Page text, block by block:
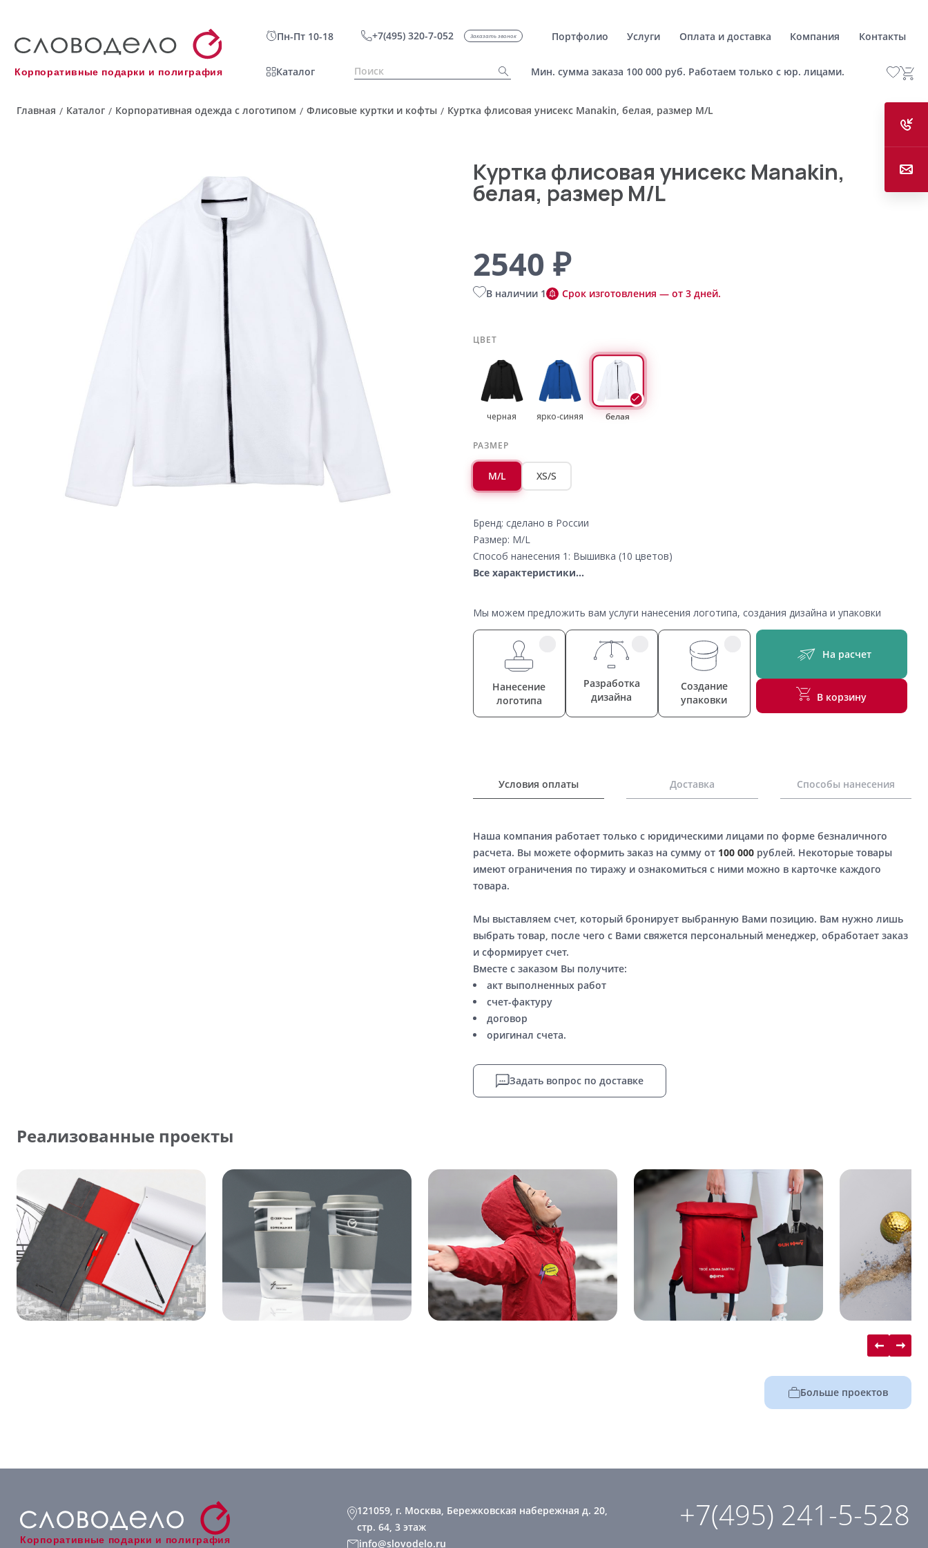
Корпоративные подарки и полиграфия
Пн-Пт 10-18 +7(495) 320-7-052 Заказать звонок Портфолио Услуги Оплата и доставка Компания Контакты
Каталог Мин. сумма заказа 100 000 руб. Работаем только с юр. лицами.
Главная / Каталог / Корпоративная одежда с логотипом / Флисовые куртки и кофты / Куртка флисовая унисекс Manakin, белая, размер M/L
Куртка флисовая унисекс Manakin,
белая, размер M/L
2540 ₽
В наличии 1 Срок изготовления — от 3 дней.
ЦВЕТ
черная ярко-синяя белая
РАЗМЕР
M/L XS/S
Бренд: сделано в России
Размер: M/L
Способ нанесения 1: Вышивка (10 цветов)
Все характеристики...
Мы можем предложить вам услуги нанесения логотипа, создания дизайна и упаковки
Нанесение
логотипа
Разработка
дизайна
Создание
упаковки
На расчет
В корзину
Условия оплаты Доставка Способы нанесения
Наша компания работает только с юридическими лицами по форме безналичного
расчета. Вы можете оформить заказ на сумму от 100 000рублей. Некоторые товары
имеют ограничения по тиражу и ознакомиться с ними можно в карточке каждого
товара.
Мы выставляем счет, который бронирует выбранную Вами позицию. Вам нужно лишь
выбрать товар, после чего с Вами свяжется персональный менеджер, обработает заказ
и сформирует счет.
Вместе с заказом Вы получите:
акт выполненных работ
счет-фактуру
договор
оригинал счета.
Задать вопрос по доставке
Реализованные проекты
Больше проектов
Корпоративные подарки и полиграфия
121059, г. Москва, Бережковская набережная д. 20,
стр. 64, 3 этаж
info@slovodelo.ru
+7(495) 241-5-528